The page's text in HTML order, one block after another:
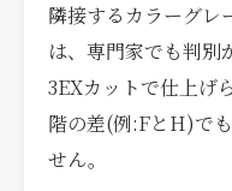
隣接するカラーグ
は、専門家でも判別
3EXカットで仕上げ
階の差(例:FとH)で
せん。